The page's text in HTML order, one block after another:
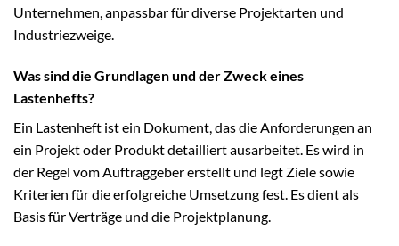
Unternehmen, anpassbar für diverse Projektarten und
Industriezweige.
Was sind die Grundlagen und der Zweck eines
Lastenhefts?
Ein Lastenheft ist ein Dokument, das die Anforderungen an
ein Projekt oder Produkt detailliert ausarbeitet. Es wird in
der Regel vom Auftraggeber erstellt und legt Ziele sowie
Kriterien für die erfolgreiche Umsetzung fest. Es dient als
Basis für Verträge und die Projektplanung.